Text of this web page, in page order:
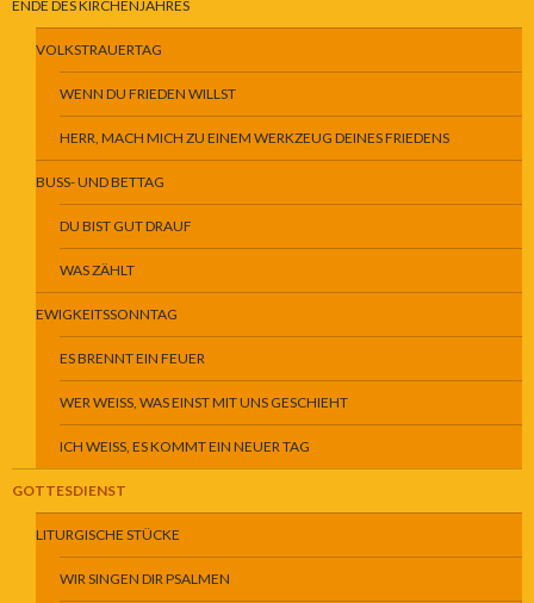
ENDE DES KIRCHENJAHRES
VOLKSTRAUERTAG
WENN DU FRIEDEN WILLST
HERR, MACH MICH ZU EINEM WERKZEUG DEINES FRIEDENS
BUSS- UND BETTAG
DU BIST GUT DRAUF
WAS ZÄHLT
EWIGKEITSSONNTAG
ES BRENNT EIN FEUER
WER WEISS, WAS EINST MIT UNS GESCHIEHT
ICH WEISS, ES KOMMT EIN NEUER TAG
GOTTESDIENST
LITURGISCHE STÜCKE
WIR SINGEN DIR PSALMEN